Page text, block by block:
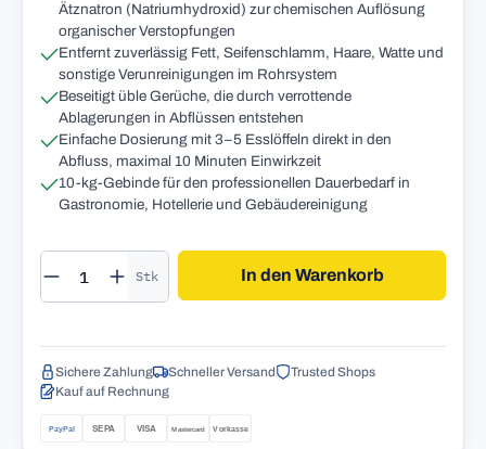
Ätznatron (Natriumhydroxid) zur chemischen Auflösung
organischer Verstopfungen
Entfernt zuverlässig Fett, Seifenschlamm, Haare, Watte und
sonstige Verunreinigungen im Rohrsystem
Beseitigt üble Gerüche, die durch verrottende
Ablagerungen in Abflüssen entstehen
Einfache Dosierung mit 3–5 Esslöffeln direkt in den
Abfluss, maximal 10 Minuten Einwirkzeit
10-kg-Gebinde für den professionellen Dauerbedarf in
Gastronomie, Hotellerie und Gebäudereinigung
Produkt Anzahl: Gib den gewünschten
Stk In den Warenkorb
Sichere Zahlung Schneller Versand
Trusted Shops
Kauf auf Rechnung